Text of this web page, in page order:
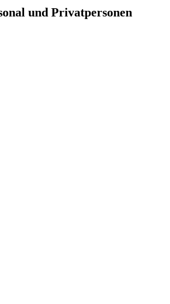
und Privatpersonen